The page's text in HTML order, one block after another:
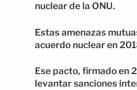
nuclear de la ONU.
Estas amenazas
acuerdo nuclear en
Ese pacto, firmado en
levantar sanciones